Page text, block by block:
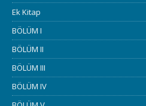
Ek Kitap
BÖLÜM I
BÖLÜM II
BÖLÜM III
BÖLÜM IV